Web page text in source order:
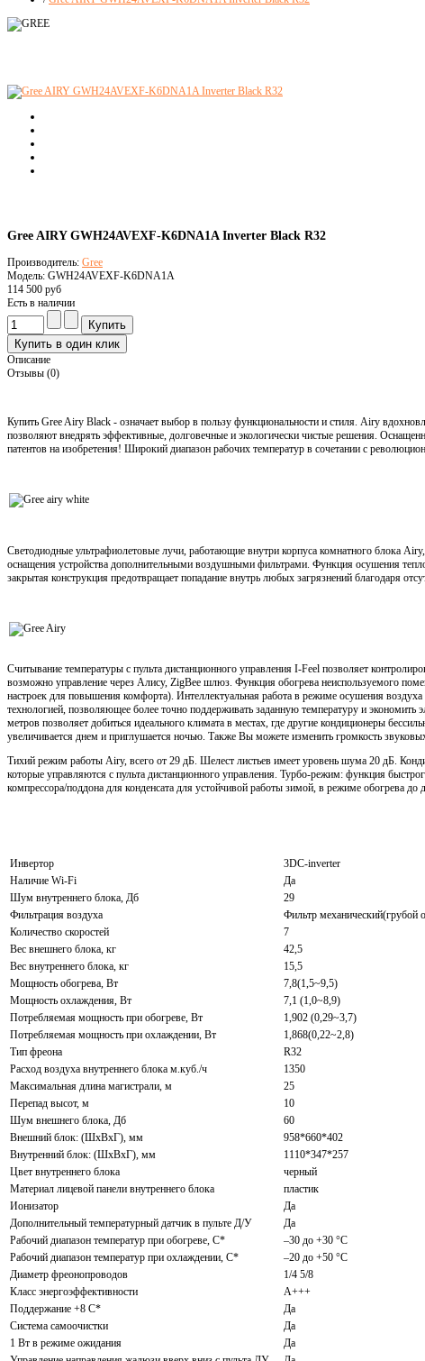
Gree AIRY GWH24AVEXF-K6DNA1A Inverter Black R32
Производитель: Gree
Модель: GWH24AVEXF-K6DNA1A
114 500 руб
Есть в наличии
Описание
Отзывы (0)
Купить Gree Airy Black - означает выбор в пользу функциональности и стиля. Airy
позволяют внедрять эффективные, долговечные и экологически чистые решения.
патентов на изобретения! Широкий диапазон рабочих температур в сочетании с
Светодиодные ультрафиолетовые лучи, работающие внутри корпуса комнатного блока
оснащения устройства дополнительными воздушными фильтрами. Функция осушения
закрытая конструкция предотвращает попадание внутрь любых загрязнений благодаря
Считывание температуры с пульта дистанционного управления I-Feel позволяет
возможно управление через Алису, ZigBee шлюз. Функция обогрева неиспользуемого
настроек для повышения комфорта). Интеллектуальная работа в режиме осушения
технологией, позволяющее более точно поддерживать заданную температуру и
метров позволяет добиться идеального климата в местах, где другие кондиционеры
увеличивается днем и приглушается ночью. Также Вы можете изменить громкость
Тихий режим работы Airy, всего от 29 дБ. Шелест листьев имеет уровень шума 20 дБ.
которые управляются с пульта дистанционного управления. Турбо-режим: функция
компрессора/поддона для конденсата для устойчивой работы зимой, в режиме обогрева
Инвертор
3DC-inverter
Наличие Wi-Fi
Да
Шум внутреннего блока, Дб
29
Фильтрация воздуха
Фильтр механический(грубой
Количество скоростей
7
Вес внешнего блока, кг
42,5
Вес внутреннего блока, кг
15,5
Мощность обогрева, Вт
7,8(1,5~9,5)
Мощность охлаждения, Вт
7,1 (1,0~8,9)
Потребляемая мощность при обогреве, Вт
1,902 (0,29~3,7)
Потребляемая мощность при охлаждении, Вт
1,868(0,22~2,8)
Тип фреона
R32
Расход воздуха внутреннего блока м.куб./ч
1350
Максимальная длина магистрали, м
25
Перепад высот, м
10
Шум внешнего блока, Дб
60
Внешний блок: (ШхВхГ), мм
958*660*402
Внутренний блок: (ШхВхГ), мм
1110*347*257
Цвет внутреннего блока
черный
Материал лицевой панели внутреннего блока
пластик
Ионизатор
Да
Дополнительный температурный датчик в пульте Д/У
Да
Рабочий диапазон температур при обогреве, C*
–30 до +30 °С
Рабочий диапазон температур при охлаждении, С*
–20 до +50 °С
Диаметр фреонопроводов
1/4 5/8
Класс энергоэффективности
A+++
Поддержание +8 С*
Да
Система самоочистки
Да
1 Вт в режиме ожидания
Да